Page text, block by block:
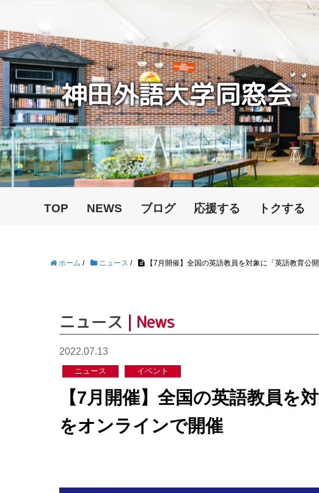
神田外語大学同窓会
TOP NEWS ブログ 応援する トクする
ホーム / ニュース / 【7月開催】全国の英語教員を対象に「英語教育公
ニュース | News
2022.07.13
ニュース イベント
【7月開催】全国の英語教員を
をオンラインで開催